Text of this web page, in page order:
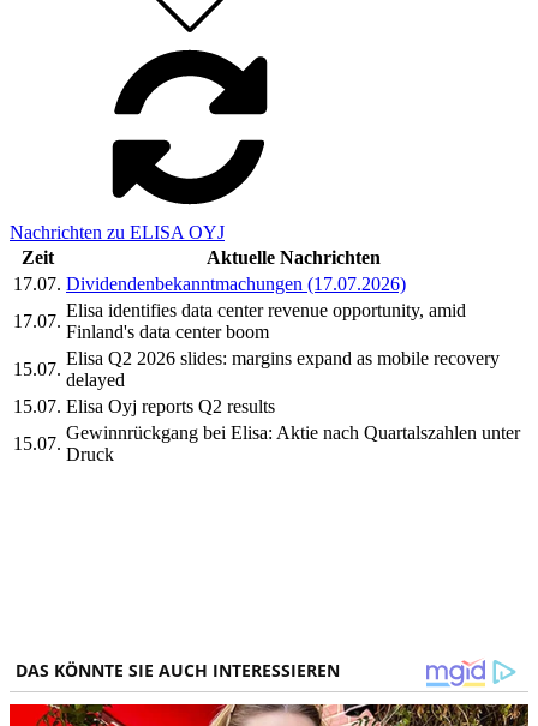
Nachrichten zu ELISA OYJ
Zeit
Aktuelle Nachrichten
17.07. Dividendenbekanntmachungen (17.07.2026)
17.07.
Elisa identifies data center revenue opportunity, amid
Finland's data center boom
15.07.
Elisa Q2 2026 slides: margins expand as mobile recovery
delayed
15.07. Elisa Oyj reports Q2 results
15.07.
Gewinnrückgang bei Elisa: Aktie nach Quartalszahlen unter
Druck